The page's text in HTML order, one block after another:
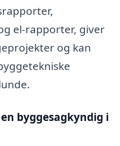
el-rapporter, giver
og kan
byggesagkyndig i